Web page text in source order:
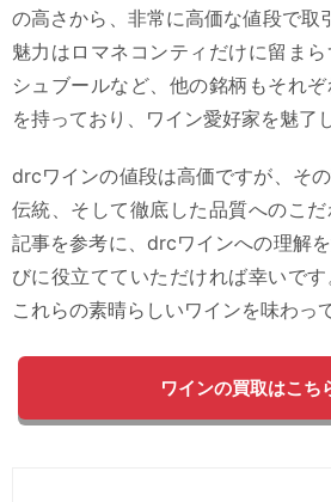
の高さから、非常に高価な値段で取
魅力はロマネコンティだけに留ま
シュブールなど、他の銘柄もそれ
を持っており、ワイン愛好家を魅了
drcワインの値段は高価ですが、そ
伝統、そして徹底した品質へのこ
記事を参考に、drcワインへの理解
びに役立てていただければ幸いで
これらの素晴らしいワインを味わっ
ワインの買取はこち